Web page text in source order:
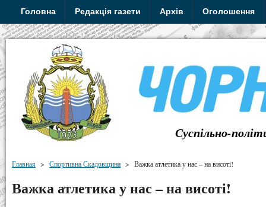
Головна Редакція газети Архів Оголошення
Суспільно-
Главная > Спортивна Скадовщина > Важка атлетика у нас – на висоті!
Важка атлетика у нас – на висоті!